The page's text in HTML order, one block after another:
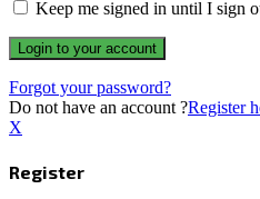
Keep me signed in until I sign
Forgot your password?
Do not have an account ?Register
X
Register